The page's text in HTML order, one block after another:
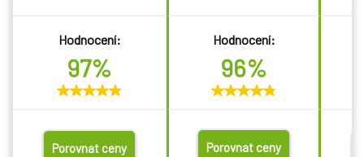
Hodnocení:
97%
Hodnocení:
96%
Porovnat ceny Porovnat ceny